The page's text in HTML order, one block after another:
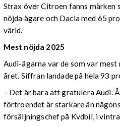
Strax över Citroen fanns märken
nöjda ägare och Dacia med 65
värld.
Mest nöjda 2025
Audi-ägarna var de som var
året. Siffran landade på hela 93
– Det är bara att gratulera Audi.
förtroendet är starkare än
försäljningschef på Kvdbil, i